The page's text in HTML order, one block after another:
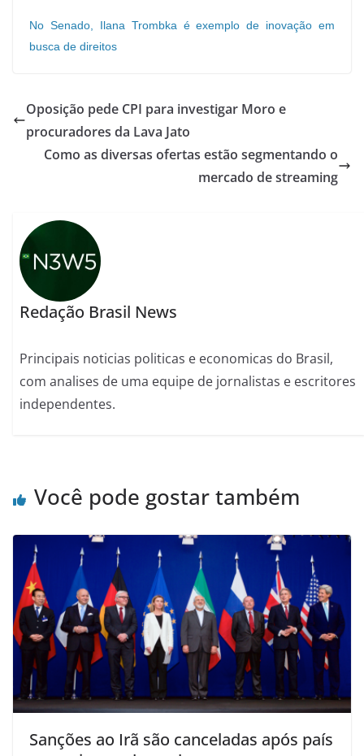
No Senado, Ilana Trombka é exemplo de inovação em
busca de direitos
Oposição pede CPI para investigar Moro e
procuradores da Lava Jato
Como as diversas ofertas estão segmentando o
mercado de streaming
Redação Brasil News
Principais noticias politicas e economicas do Brasil,
com analises de uma equipe de jornalistas e escritores
independentes.
Você pode gostar também
Sanções ao Irã são canceladas após país